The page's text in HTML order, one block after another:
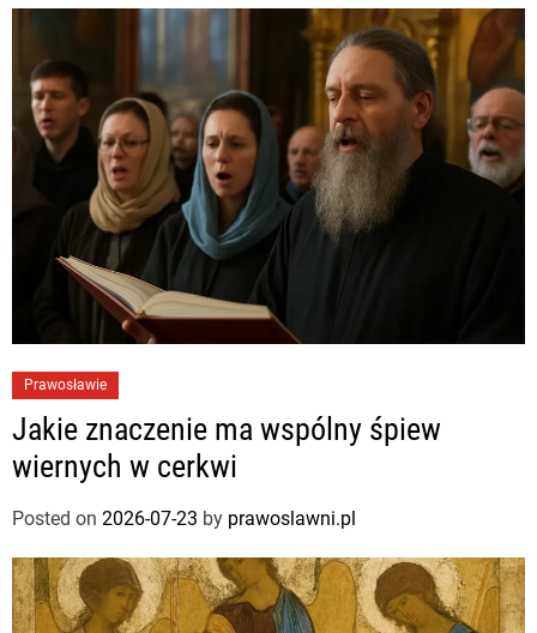
Prawosławie
Jakie znaczenie ma wspólny śpiew
wiernych w cerkwi
Posted on 2026-07-23 by prawoslawni.pl